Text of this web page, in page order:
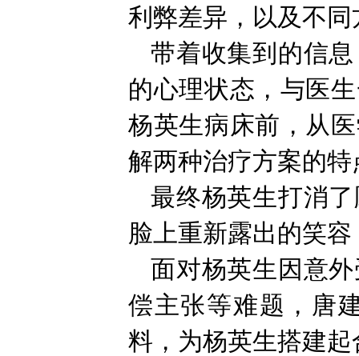
利弊差异，以及不
带着收集到的信
的心理状态，与医
杨英生病床前，从
解两种治疗方案的特
最终杨英生打消
脸上重新露出的笑
面对杨英生因意
偿主张等难题，唐
料，为杨英生搭建